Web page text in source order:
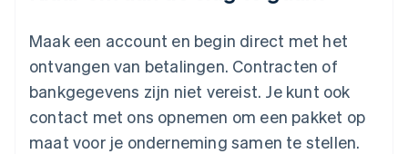
Maak een account en begin direct met het
ontvangen van betalingen. Contracten of
bankgegevens zijn niet vereist. Je kunt ook
contact met ons opnemen om een pakket op
maat voor je onderneming samen te stellen.
English
Malta
English
Mexico
Nederland
NederlandsEnglish